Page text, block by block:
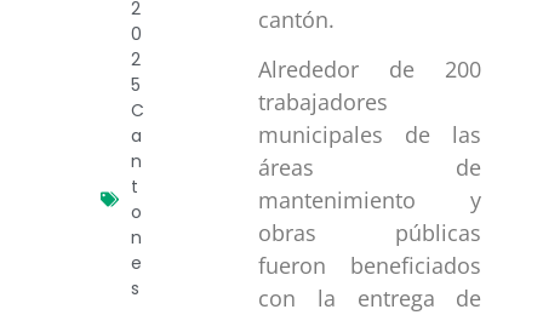
2
0
2
5
C
a
n
t
o
n
e
s
cantón.
Alrededor de 200
trabajadores
municipales de las
áreas de
mantenimiento y
obras públicas
fueron beneficiados
con la entrega de